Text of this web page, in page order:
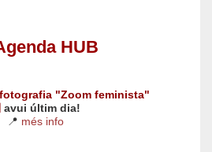
HUB
"Zoom feminista"
avui últim dia!
📍 més info